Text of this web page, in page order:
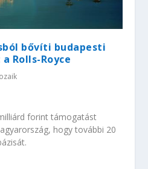
bővíti budapesti
Rolls-Royce
forint támogatást
hogy további 20